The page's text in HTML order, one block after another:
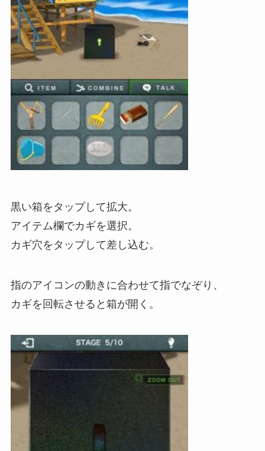
黒い箱をタップして拡大。
アイテム欄でカギを選択。
カギ穴をタップして差し込む。
指のアイコンの動きに合わせて指でなぞり、
カギを回転させると箱が開く。